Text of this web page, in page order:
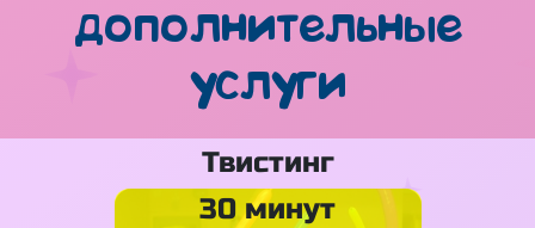
дополнительные
услуги
Твистинг
30 минут